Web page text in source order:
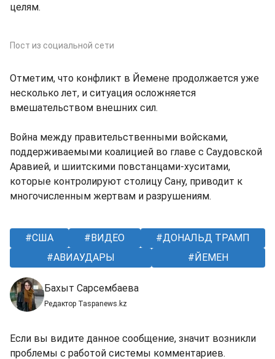
целям.
Пост из социальной сети
Отметим, что конфликт в Йемене продолжается уже
несколько лет, и ситуация осложняется
вмешательством внешних сил.
Война между правительственными войсками,
поддерживаемыми коалицией во главе с Саудовской
Аравией, и шиитскими повстанцами-хуситами,
которые контролируют столицу Сану, приводит к
многочисленным жертвам и разрушениям.
США ВИДЕО
ДОНАЛЬД ТРАМП
АВИАУДАРЫ
ЙЕМЕН
Бахыт Сарсембаева
Редактор Taspanews.kz
Если вы видите данное сообщение, значит возникли
проблемы с работой системы комментариев.